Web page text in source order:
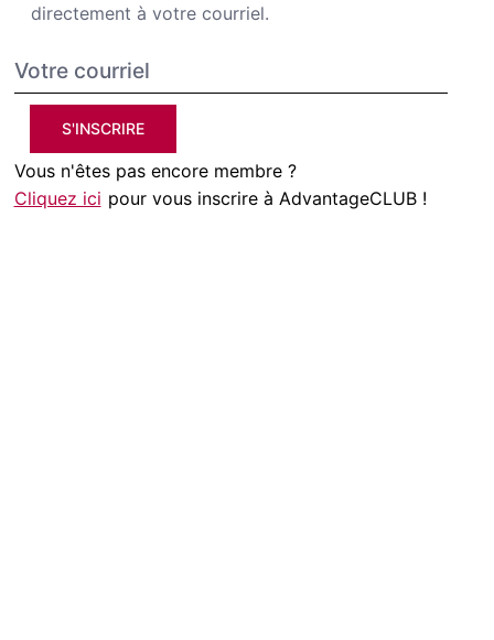
directement à votre courriel.
S'INSCRIRE
Vous n'êtes pas encore membre ?
Cliquez ici pour vous inscrire à AdvantageCLUB !